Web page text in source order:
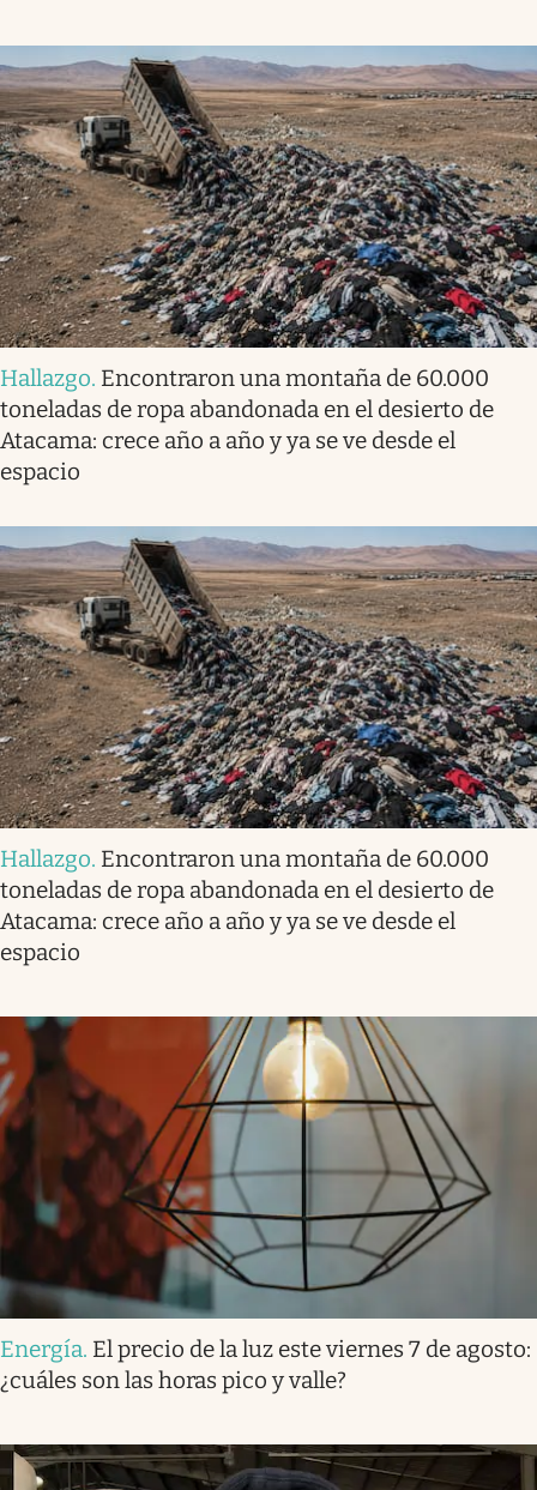
Hallazgo. Encontraron una montaña de 60.000
toneladas de ropa abandonada en el desierto de
Atacama: crece año a año y ya se ve desde el
espacio
Hallazgo. Encontraron una montaña de 60.000
toneladas de ropa abandonada en el desierto de
Atacama: crece año a año y ya se ve desde el
espacio
Energía. El precio de la luz este viernes 7 de agosto:
¿cuáles son las horas pico y valle?